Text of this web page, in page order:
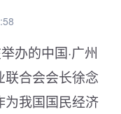
办的中国·广州
合会会长徐念
为我国国民经济